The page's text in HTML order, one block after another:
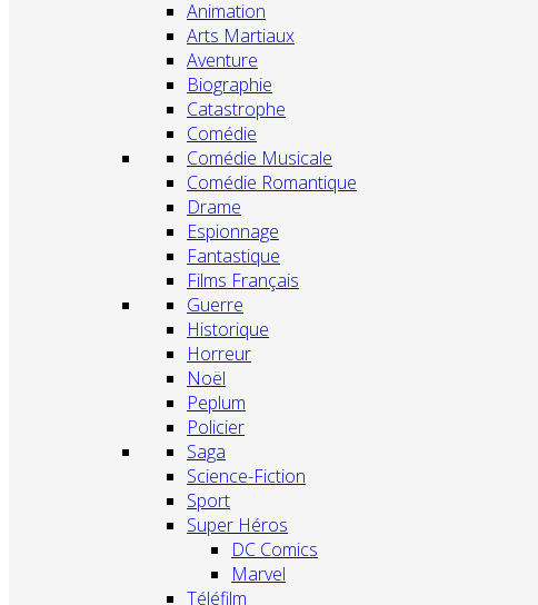
Animation
Arts Martiaux
Aventure
Biographie
Catastrophe
Comédie
Comédie Musicale
Comédie Romantique
Drame
Espionnage
Fantastique
Films Français
Guerre
Historique
Horreur
Noël
Peplum
Policier
Saga
Science-Fiction
Sport
Super Héros
DC Comics
Marvel
Téléfilm